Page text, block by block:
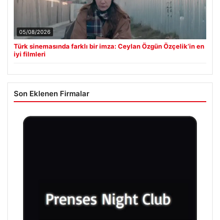
05/08/2026
Türk sinemasında farklı bir imza: Ceylan Özgün Özçelik’in en
iyi filmleri
Son Eklenen Firmalar